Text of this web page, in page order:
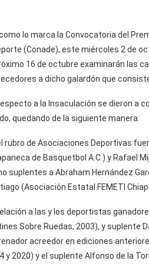
lo marca la Convocatoria del
(Conade), este miércoles 2 de
16 de octubre examinarán las
a dicho galardón que
a la Insaculación se dieron a
quedando de la siguiente manera:
rubro de Asociaciones Deportivas
de Basquetbol A.C.) y Rafael
suplentes a Abraham Hernández
(Asociación Estatal FEMETI
a las y los deportistas
Sobre Ruedas, 2003), y suplente
acreedor en ediciones
y 2020) y el suplente Alfonso de la